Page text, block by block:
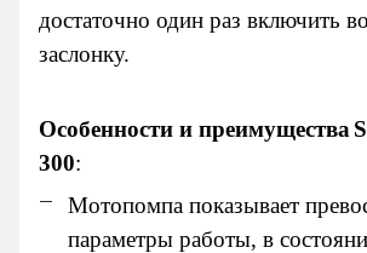
достаточно один раз включить
заслонку.
Особенности и преимущества
300:
Мотопомпа показывает
параметры работы, в